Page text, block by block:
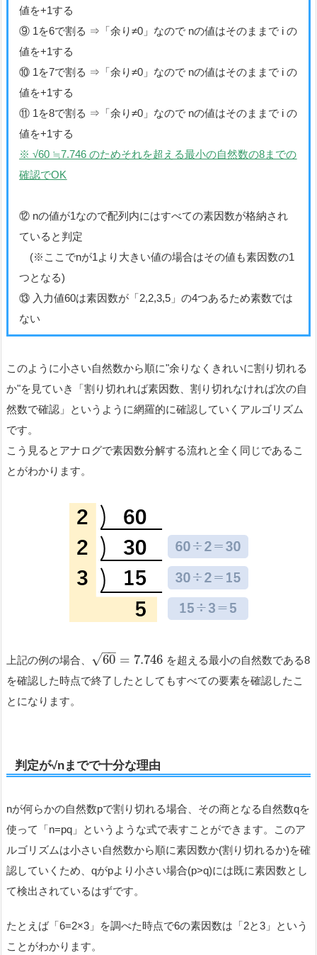
値を+1する
⑨ 1を6で割る ⇒「余り≠0」なので nの値はそのままで i の
値を+1する
⑩ 1を7で割る ⇒「余り≠0」なので nの値はそのままで i の
値を+1する
⑪ 1を8で割る ⇒「余り≠0」なので nの値はそのままで i の
値を+1する
※ √60 ≒7.746 のためそれを超える最小の自然数の8までの
確認でOK
⑫ nの値が1なので配列内にはすべての素因数が格納され
ていると判定
(※ここでnが1より大きい値の場合はその値も素因数の1
つとなる)
⑬ 入力値60は素因数が「2,2,3,5」の4つあるため素数では
ない
このように小さい自然数から順に"余りなくきれいに割り切れる
か"を見ていき「割り切れれば素因数、割り切れなければ次の自
然数で確認」というように網羅的に確認していくアルゴリズム
です。
こう見るとアナログで素因数分解する流れと全く同じであるこ
とがわかります。
上記の例の場合、 60
−−
√ = 7.746 を超える最小の自然数である8
を確認した時点で終了したとしてもすべての要素を確認したこ
とになります。
判定が√nまでで十分な理由
nが何らかの自然数pで割り切れる場合、その商となる自然数qを
使って「n=pq」というような式で表すことができます。このア
ルゴリズムは小さい自然数から順に素因数か(割り切れるか)を確
認していくため、qがpより小さい場合(p>q)には既に素因数とし
て検出されているはずです。
たとえば「6=2×3」を調べた時点で6の素因数は「2と3」という
ことがわかります。